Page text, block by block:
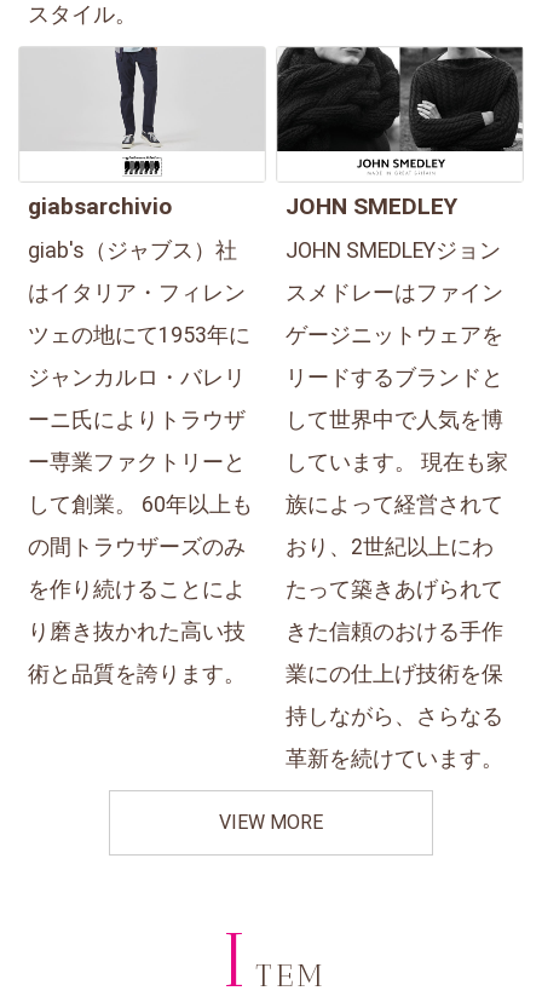
スタイル。
giabsarchivio
giab's（ジャブス）社
はイタリア・フィレン
ツェの地にて1953年に
ジャンカルロ・バレリ
ーニ氏によりトラウザ
ー専業ファクトリーと
して創業。 60年以上も
の間トラウザーズのみ
を作り続けることによ
り磨き抜かれた高い技
術と品質を誇ります。
JOHN SMEDLEY
JOHN SMEDLEYジョン
スメドレーはファイン
ゲージニットウェアを
リードするブランドと
して世界中で人気を博
しています。 現在も家
族によって経営されて
おり、2世紀以上にわ
たって築きあげられて
きた信頼のおける手作
業にの仕上げ技術を保
持しながら、さらなる
革新を続けています。
VIEW MORE
I TEM